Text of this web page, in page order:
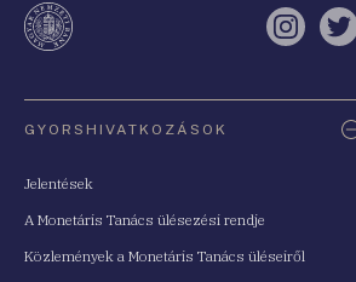
GYORSHIVATKOZÁSOK
Jelentések
A Monetáris Tanács ülésezési rendje
Közlemények a Monetáris Tanács üléseiről